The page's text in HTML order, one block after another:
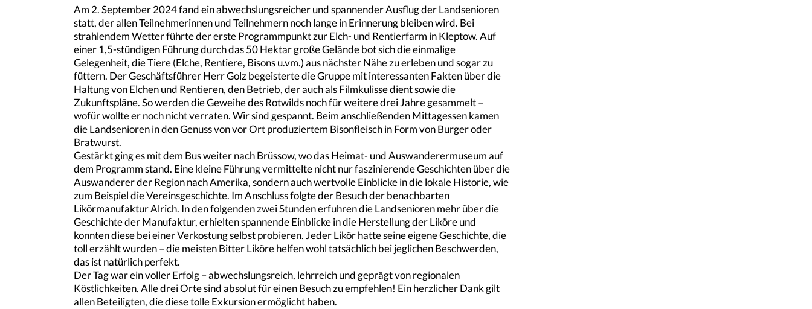
Am 2. September 2024 fand ein abwechslungsreicher und spannender Ausflug der Landsenioren
statt, der allen Teilnehmerinnen und Teilnehmern noch lange in Erinnerung bleiben wird. Bei
strahlendem Wetter führte der erste Programmpunkt zur Elch- und Rentierfarm in Kleptow. Auf
einer 1,5-stündigen Führung durch das 50 Hektar große Gelände bot sich die einmalige
Gelegenheit, die Tiere (Elche, Rentiere, Bisons u.vm.) aus nächster Nähe zu erleben und sogar zu
füttern. Der Geschäftsführer Herr Golz begeisterte die Gruppe mit interessanten Fakten über die
Haltung von Elchen und Rentieren, den Betrieb, der auch als Filmkulisse dient sowie die
Zukunftspläne. So werden die Geweihe des Rotwilds noch für weitere drei Jahre gesammelt –
wofür wollte er noch nicht verraten. Wir sind gespannt. Beim anschließenden Mittagessen kamen
die Landsenioren in den Genuss von vor Ort produziertem Bisonfleisch in Form von Burger oder
Bratwurst.
Gestärkt ging es mit dem Bus weiter nach Brüssow, wo das Heimat- und Auswanderermuseum auf
dem Programm stand. Eine kleine Führung vermittelte nicht nur faszinierende Geschichten über die
Auswanderer der Region nach Amerika, sondern auch wertvolle Einblicke in die lokale Historie, wie
zum Beispiel die Vereinsgeschichte. Im Anschluss folgte der Besuch der benachbarten
Likörmanufaktur Alrich. In den folgenden zwei Stunden erfuhren die Landsenioren mehr über die
Geschichte der Manufaktur, erhielten spannende Einblicke in die Herstellung der Liköre und
konnten diese bei einer Verkostung selbst probieren. Jeder Likör hatte seine eigene Geschichte, die
toll erzählt wurden – die meisten Bitter Liköre helfen wohl tatsächlich bei jeglichen Beschwerden,
das ist natürlich perfekt.
Der Tag war ein voller Erfolg – abwechslungsreich, lehrreich und geprägt von regionalen
Köstlichkeiten. Alle drei Orte sind absolut für einen Besuch zu empfehlen! Ein herzlicher Dank gilt
allen Beteiligten, die diese tolle Exkursion ermöglicht haben.